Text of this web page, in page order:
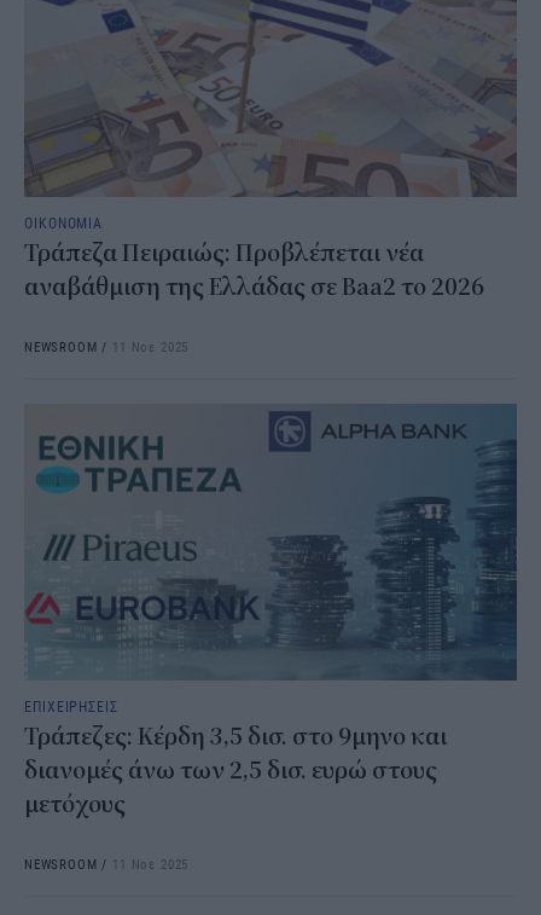
ΟΙΚΟΝΟΜΙΑ
Τράπεζα Πειραιώς: Προβλέπεται νέα
αναβάθμιση της Ελλάδας σε Baa2 το 2026
NEWSROOM / 11 Νοε 2025
ΕΠΙΧΕΙΡΗΣΕΙΣ
Τράπεζες: Κέρδη 3,5 δισ. στο 9μηνο και
διανομές άνω των 2,5 δισ. ευρώ στους
μετόχους
NEWSROOM / 11 Νοε 2025